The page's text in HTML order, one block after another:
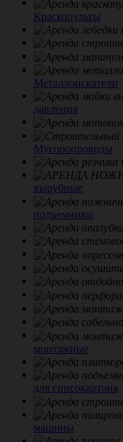
Краскопульты
Металлоискатели
давления
Мусоропроводы
вырубные
подъемники
монтажные
для гипсокартона
машины